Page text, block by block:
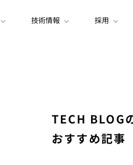
技術情報 採用
TECH BLOG
おすすめ記事